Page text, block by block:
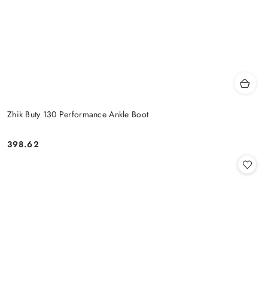
Zhik Buty 130 Performance Ankle Boot
Cena:
398.62